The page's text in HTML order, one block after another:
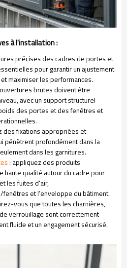
à l'installation :
précises des cadres de portes et
pour garantir un ajustement
maximiser les performances.
brutes doivent être
avec un support structurel
des portes et des fenêtres et
des fixations appropriées et
pénètrent profondément dans la
dans les garnitures.
: appliquez des produits
haute qualité autour du cadre pour
les fuites d'air,
et l’enveloppe du bâtiment.
vous que toutes les charnières,
verrouillage sont correctement
fluide et un engagement sécurisé.